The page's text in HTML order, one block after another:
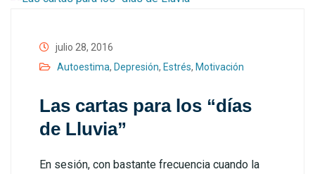
julio 28, 2016
Autoestima, Depresión, Estrés, Motivación
Las cartas para los “días
de Lluvia”
En sesión, con bastante frecuencia cuando la